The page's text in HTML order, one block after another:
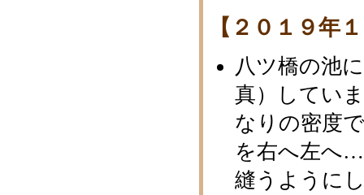
【２０１９年
八ツ橋の池
真）してい
なりの密度
を右へ左へ
縫うように